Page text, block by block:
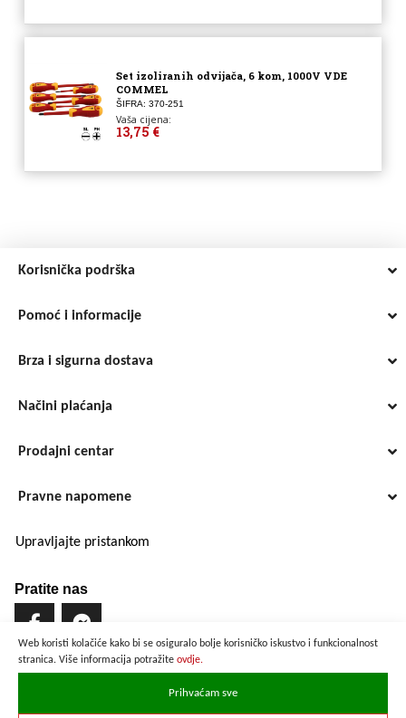
Web koristi kolačiće kako bi se osiguralo bolje korisničko iskustvo i funkcionalnost
stranica. Više informacija potražite ovdje.
Prihvaćam sve
Set izoliranih odvijača, 6 kom, 1000V VDE
COMMEL
ŠIFRA: 370-251
Vaša cijena:
13,75 €
Korisnička podrška
Pomoć i informacije
Brza i sigurna dostava
Načini plaćanja
Prodajni centar
Pravne napomene
Upravljajte pristankom
Pratite nas
Brzo i sigurno plaćanje